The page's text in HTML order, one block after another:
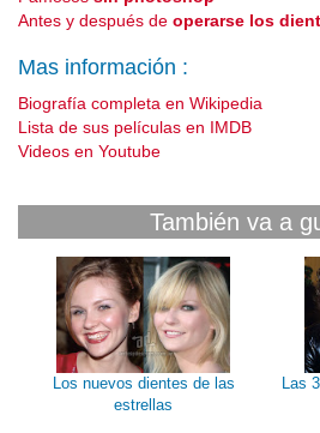
Antes y después de operarse los
Mas información :
Biografía completa en Wikipedia
Lista de sus películas en IMDB
Videos en Youtube
También va a
Los nuevos dientes de las
estrellas
Las